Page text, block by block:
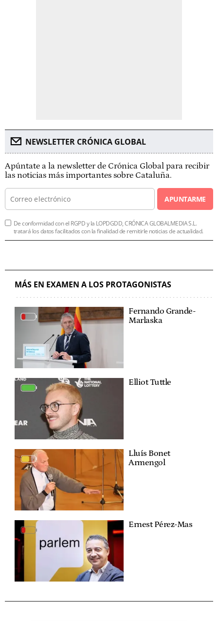
NEWSLETTER CRÓNICA GLOBAL
Apúntate a la newsletter de Crónica Global para recibir
las noticias más importantes sobre Cataluña.
APUNTARME
De conformidad con el RGPD y la LOPDGDD, CRÓNICA GLOBALMEDIA S.L.
tratará los datos facilitados con la finalidad de remitirle noticias de actualidad.
MÁS EN EXAMEN A LOS PROTAGONISTAS
Fernando Grande-
Marlaska
Elliot Tuttle
Lluís Bonet
Armengol
Ernest Pérez-Mas